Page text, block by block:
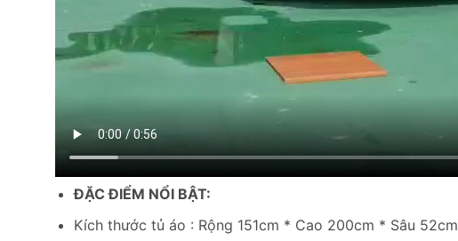
ĐẶC ĐIỂM NỔI BẬT:
Kích thước tủ áo : Rộng 151cm * Cao 200cm * Sâu 52cm